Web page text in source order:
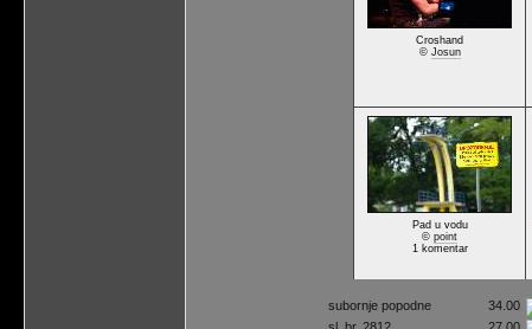
Croshand
© Josun
Pad u vodu
©point
1 komentar
subornje popodne
34.00